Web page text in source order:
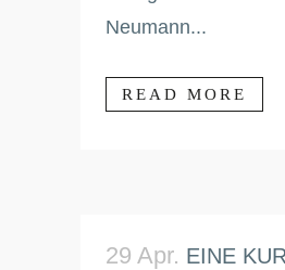
Neumann...
READ MORE
29 Apr. EINE